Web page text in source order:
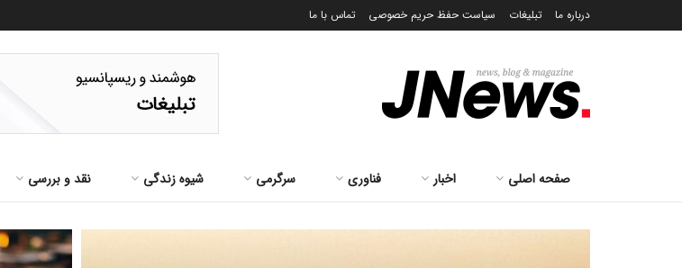
درباره ما تبلیغات سیاست حفظ حریم خصوصی تماس با ما
صفحه اصلی اخبار فناوری سرگرمی شیوه زندگی نقد و بررسی